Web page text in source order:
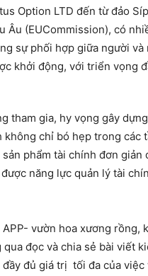
Option LTD đến từ đảo
Âu (EUCommission), có
sự phối hợp giữa người và
khởi động, với triển vọng
tham gia, hy vọng gây
chỉ bó hẹp trong các
phẩm tài chính đơn
năng lực quản lý tài
vườn hoa xương rồng,
đọc và chia sẻ bài viết
đủ giá trị tối đa của